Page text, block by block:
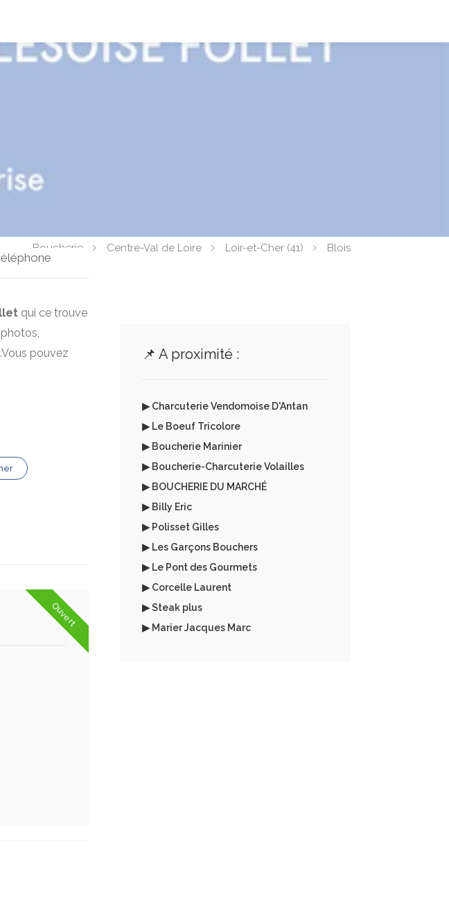
Boucherie Centre-Val de Loire Loir-et-Cher (41) Blois
qui ce trouve
pouvez
Ouvert
📌 A proximité :
▶ Charcuterie Vendomoise D'Antan
▶ Le Boeuf Tricolore
▶ Boucherie Marinier
▶ Boucherie-Charcuterie Volailles
▶ BOUCHERIE DU MARCHÉ
▶ Billy Eric
▶ Polisset Gilles
▶ Les Garçons Bouchers
▶ Le Pont des Gourmets
▶ Corcelle Laurent
▶ Steak plus
▶ Marier Jacques Marc